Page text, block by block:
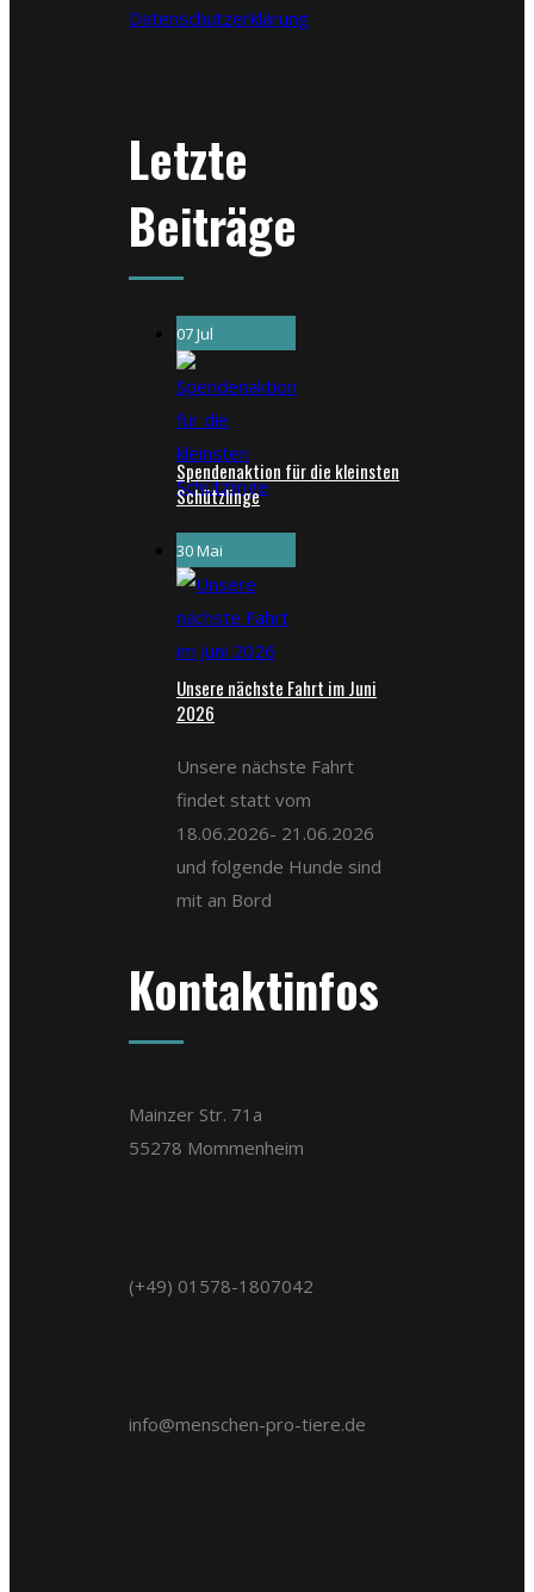
Datenschutzerklärung
Letzte
Beiträge
07 Jul
Spendenaktion für die kleinsten
Schützlinge
30 Mai
Unsere nächste Fahrt im Juni
2026
Unsere nächste Fahrt
findet statt vom
18.06.2026- 21.06.2026
und folgende Hunde sind
mit an Bord
Kontaktinfos
Mainzer Str. 71a
55278 Mommenheim
(+49) 01578-1807042
info@menschen-pro-tiere.de